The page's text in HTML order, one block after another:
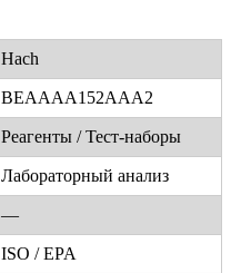
Hach
BEAAAA152AAA2
Реагенты / Тест-наборы
Лабораторный анализ
—
ISO / EPA